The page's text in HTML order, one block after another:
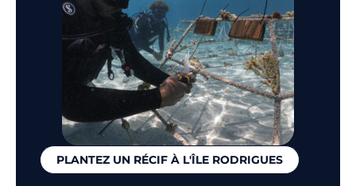
PLANTEZ UN RÉCIF À L'ÎLE RODRIGUES